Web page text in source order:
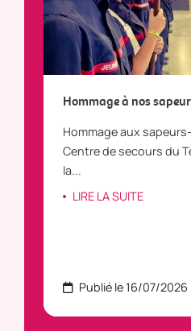
Hommage à nos
Hommage aux
Centre de secours du
la...
LIRE LA SUITE
Publié le 16/07/2026